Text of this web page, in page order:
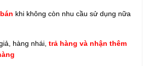
khi không còn nhu cầu sử dụng nữa
hàng nhái, trả hàng và nhận thêm